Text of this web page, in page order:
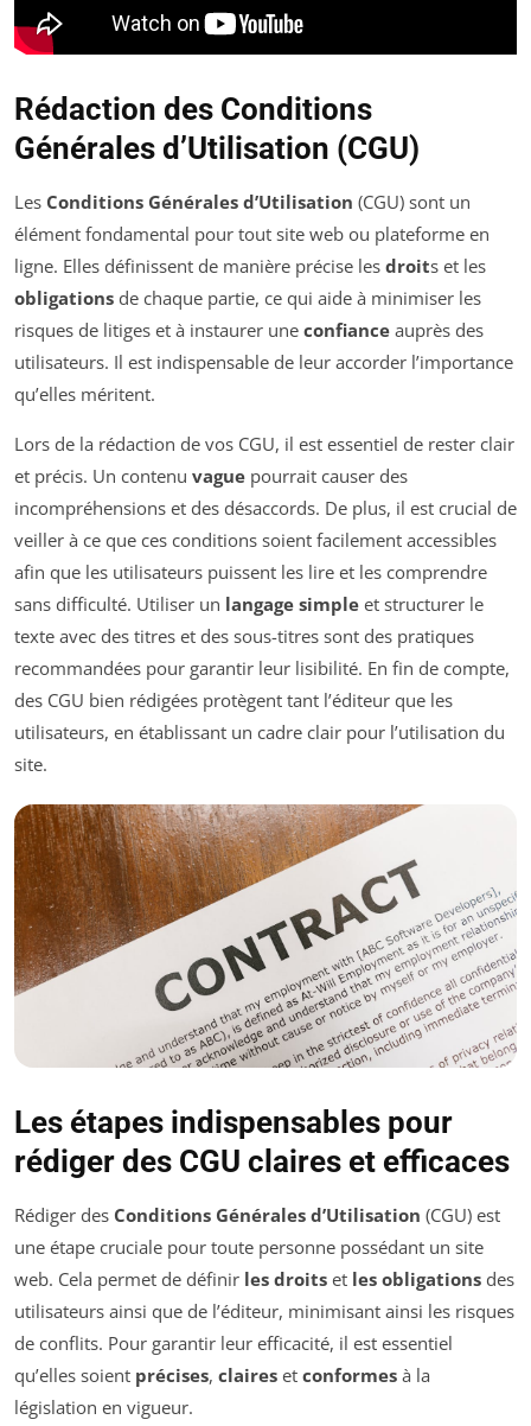
Rédaction des Conditions
Générales d’Utilisation (CGU)
Les Conditions Générales d’Utilisation (CGU) sont un
élément fondamental pour tout site web ou plateforme en
ligne. Elles définissent de manière précise les droits et les
obligations de chaque partie, ce qui aide à minimiser les
risques de litiges et à instaurer une confiance auprès des
utilisateurs. Il est indispensable de leur accorder l’importance
qu’elles méritent.
Lors de la rédaction de vos CGU, il est essentiel de rester clair
et précis. Un contenu vague pourrait causer des
incompréhensions et des désaccords. De plus, il est crucial de
veiller à ce que ces conditions soient facilement accessibles
afin que les utilisateurs puissent les lire et les comprendre
sans difficulté. Utiliser un langage simple et structurer le
texte avec des titres et des sous-titres sont des pratiques
recommandées pour garantir leur lisibilité. En fin de compte,
des CGU bien rédigées protègent tant l’éditeur que les
utilisateurs, en établissant un cadre clair pour l’utilisation du
site.
Les étapes indispensables pour
rédiger des CGU claires et efficaces
Rédiger des Conditions Générales d’Utilisation (CGU) est
une étape cruciale pour toute personne possédant un site
web. Cela permet de définir les droits et les obligations des
utilisateurs ainsi que de l’éditeur, minimisant ainsi les risques
de conflits. Pour garantir leur efficacité, il est essentiel
qu’elles soient précises, claires et conformes à la
législation en vigueur.